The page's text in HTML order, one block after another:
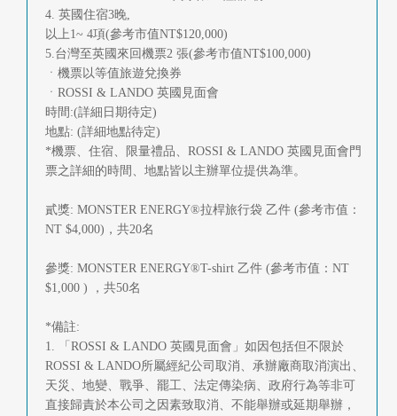
4. 英國住宿3晚,
以上1~ 4項(參考市值NT$120,000)
5.台灣至英國來回機票2 張(參考市值NT$100,000)
ㆍ機票以等值旅遊兌換券
ㆍROSSI & LANDO 英國見面會
時間:(詳細日期待定)
地點: (詳細地點待定)
*機票、住宿、限量禮品、ROSSI & LANDO 英國見面會門
票之詳細的時間、地點皆以主辦單位提供為準。
貳獎: MONSTER ENERGY®拉桿旅行袋 乙件 (參考市值：
NT $4,000)，共20名
參獎: MONSTER ENERGY®T-shirt 乙件 (參考市值：NT
$1,000 ) ，共50名
*備註:
1. 「ROSSI & LANDO 英國見面會」如因包括但不限於
ROSSI & LANDO所屬經紀公司取消、承辦廠商取消演出、
天災、地變、戰爭、罷工、法定傳染病、政府行為等非可
直接歸責於本公司之因素致取消、不能舉辦或延期舉辦，